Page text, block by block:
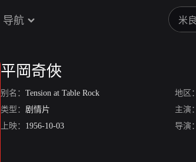
导航
平岡奇俠
别名： Tension at Table Rock 地区：
类型： 剧情片 主演：
上映： 1956-10-03 导演：